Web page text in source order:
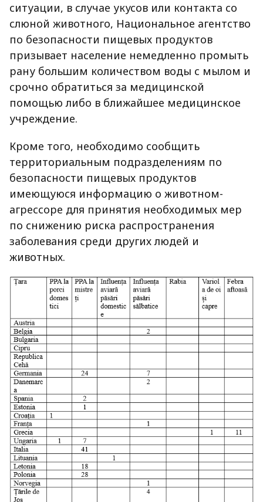
ситуации, в случае укусов или контакта со
слюной животного, Национальное агентство
по безопасности пищевых продуктов
призывает население немедленно промыть
рану большим количеством воды с мылом и
срочно обратиться за медицинской
помощью либо в ближайшее медицинское
учреждение.
Кроме того, необходимо сообщить
территориальным подразделениям по
безопасности пищевых продуктов
имеющуюся информацию о животном-
агрессоре для принятия необходимых мер
по снижению риска распространения
заболевания среди других людей и
животных.